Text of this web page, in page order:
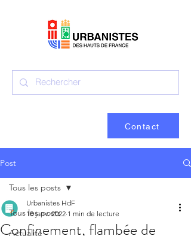
Contact
Post
Tous les posts
Actualité
Tous les posts
Confinement, flambée de
Urbanistes HdF
10 janv. 2022 1 min de lecture